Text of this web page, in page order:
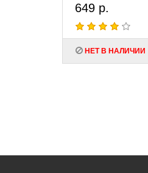
649 р.
НЕТ В НАЛИЧИИ